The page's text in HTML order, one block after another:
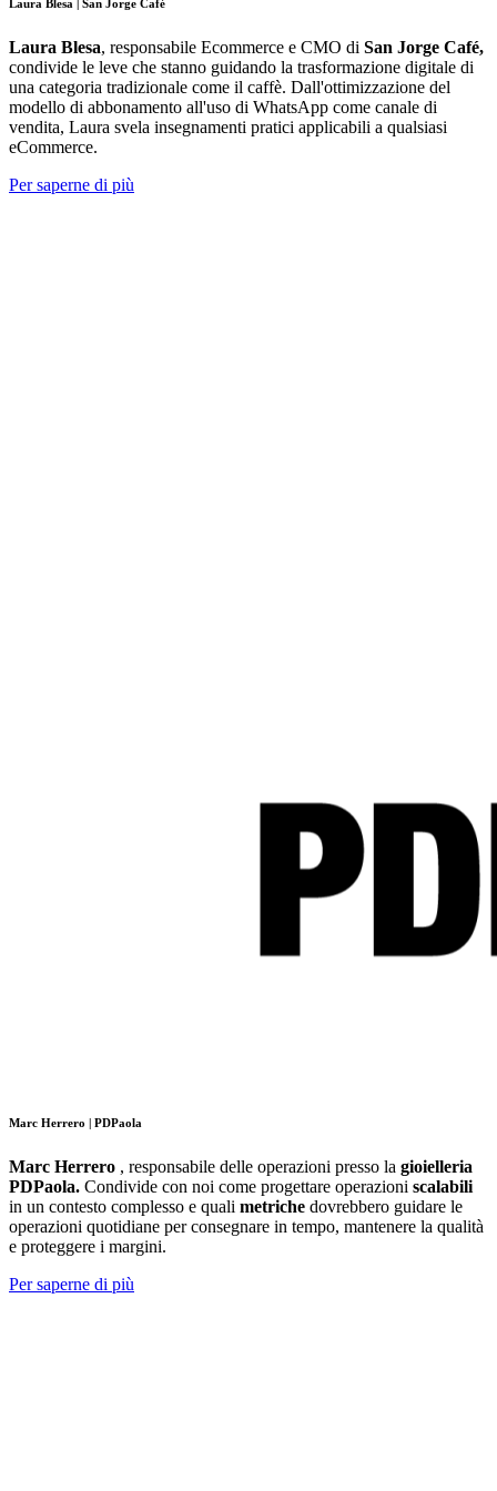
Laura Blesa | San Jorge Café
Laura Blesa, responsabile Ecommerce e CMO di San Jorge Café,
condivide le leve che stanno guidando la trasformazione digitale di
una categoria tradizionale come il caffè. Dall'ottimizzazione del
modello di abbonamento all'uso di WhatsApp come canale di
vendita, Laura svela insegnamenti pratici applicabili a qualsiasi
eCommerce.
Per saperne di più
Marc Herrero | PDPaola
Marc Herrero , responsabile delle operazioni presso la gioielleria
PDPaola. Condivide con noi come progettare operazioni scalabili
in un contesto complesso e quali metriche dovrebbero guidare le
operazioni quotidiane per consegnare in tempo, mantenere la qualità
e proteggere i margini.
Per saperne di più